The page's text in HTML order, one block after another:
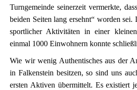
Turngemeinde seinerzeit vermerkte,
beiden Seiten lang ersehnt“ worden
sportlicher Aktivitäten in einer
einmal 1000 Einwohnern konnte
Wie wir wenig Authentisches aus der
in Falkenstein besitzen, so sind uns
ersten Aktiven übermittelt. Es existiert